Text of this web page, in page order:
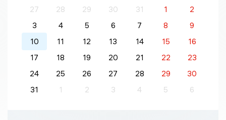
27
28 29 30 31 1
2
3
4 5 6 7 8
9
10
11 12 13 14 15
16
17
18 19 20 21 22
23
24
25 26 27 28 29
30
31
1 2 3 4 5 6